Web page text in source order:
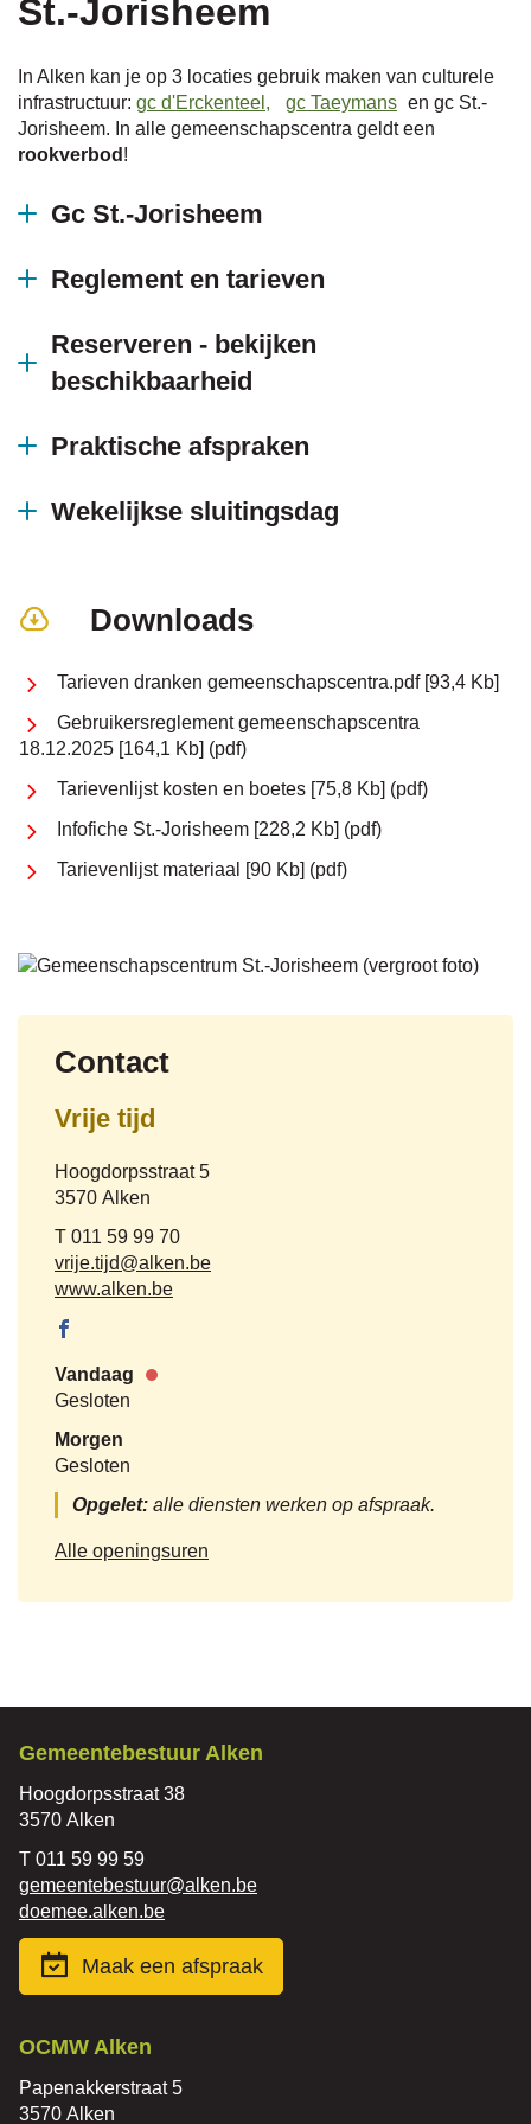
naar
St.-Jorisheem
In Alken kan je op 3 locaties gebruik maken van culturele
infrastructuur: gc d'Erckenteel, gc Taeymans en gc St.-
Jorisheem. In alle gemeenschapscentra geldt een
rookverbod !
Gc St.-Jorisheem
Reglement en tarieven
Reserveren - bekijken
beschikbaarheid
Praktische afspraken
Wekelijkse sluitingsdag
Downloads
Tarieven dranken gemeenschapscentra.pdf 93,4 Kb
Gebruikersreglement gemeenschapscentra
18.12.2025 164,1 Kb
pdf
Tarievenlijst kosten en boetes 75,8 Kb
pdf
Infofiche St.-Jorisheem 228,2 Kb
pdf
Tarievenlijst materiaal
90 Kb pdf
Contact
Vrije tijd
Adres
Hoogdorpsstraat 5
,3570 Alken
Tel.011 59 99 70
E-
mail
vrije.tijd@alken.be
Website
www.alken.be
Facebook
Vandaag
Nu
Gesloten
Morgen
Gesloten
Opgelet: alle diensten werken op afspraak.
Alle openingsuren
Contact
Gemeentebestuur Alken
Adres
Hoogdorpsstraat 38
,3570 Alken
Tel.011 59 99 59
E-
mail
gemeentebestuur@alken.be
Website
doemee.alken.be
Maak een afspraak
Contact
OCMW Alken
Adres
Papenakkerstraat 5
,3570 Alken